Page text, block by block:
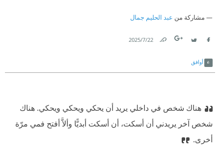
مشاركة من عبد الحليم جمال
22‏/7‏/2025
أوافق
هناك شخص في داخلي يريد أن يحكي ويحكي ويحكي. هناك
شخص آخر يريدني أن أسكت، أن أسكت أبديًّا وألاَّ أفتح فمي مرّة
أخرى.